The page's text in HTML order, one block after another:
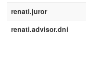
renati.juror
renati.advisor.dni